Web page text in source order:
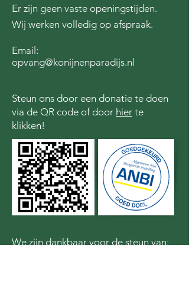
Er zijn geen vaste openingstijden.
Wij werken volledig op afspraak.
Email:
opvang@konijnenparadijs.nl
Steun ons door een donatie te doen
via de QR code of door hier te
klikken!
We zijn dankbaar voor de steun van: